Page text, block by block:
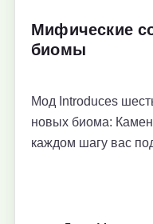
Мифические
биомы
Мод Introduces
новых биома:
каждом шагу вас